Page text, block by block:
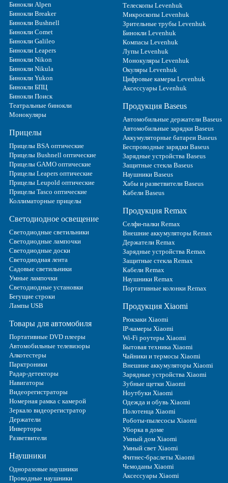
Бинокли Alpen
Бинокли Breaker
Бинокли Bushnell
Бинокли Comet
Бинокли Galileo
Бинокли Leapers
Бинокли Nikon
Бинокли Nikula
Бинокли Yukon
Бинокли БПЦ
Бинокли Поиск
Театральные бинокли
Монокуляры
Прицелы
Прицелы BSA оптические
Прицелы Bushnell оптические
Прицелы GAMO оптические
Прицелы Leapers оптические
Прицелы Leupold оптические
Прицелы Tasco оптические
Коллиматорные прицелы
Светодиодное освещение
Светодиодные светильники
Светодиодные лампочки
Светодиодные доски
Светодиодная лента
Садовые светильники
Умные лампочки
Светодиодные установки
Бегущие строки
Лампы USB
Товары для автомобиля
Портативные DVD плееры
Автомобильные телевизоры
Алкотестеры
Парктроники
Радар-детекторы
Навигаторы
Видеорегистраторы
Номерная рамка с камерой
Зеркало видеорегистратор
Держатели
Инверторы
Разветвители
Наушники
Одноразовые наушники
Проводные наушники
Телескопы Levenhuk
Микроскопы Levenhuk
Зрительные трубы Levenhuk
Бинокли Levenhuk
Компасы Levenhuk
Лупы Levenhuk
Монокуляры Levenhuk
Окуляры Levenhuk
Цифровые камеры Levenhuk
Аксессуары Levenhuk
Продукция Baseus
Автомобильные держатели Baseus
Автомобильные зарядки Baseus
Аккумуляторные батареи Baseus
Беспроводные зарядки Baseus
Зарядные устройства Baseus
Защитные стекла Baseus
Наушники Baseus
Хабы и разветвители Baseus
Кабели Baseus
Продукция Remax
Селфи-палки Remax
Внешние аккумуляторы Remax
Держатели Remax
Зарядные устройства Remax
Защитные стекла Remax
Кабели Remax
Наушники Remax
Портативные колонки Remax
Продукция Xiaomi
Рюкзаки Xiaomi
IP-камеры Xiaomi
Wi-Fi роутеры Xiaomi
Бытовая техника Xiaomi
Чайники и термосы Xiaomi
Внешние аккумуляторы Xiaomi
Зарядные устройства Xiaomi
Зубные щетки Xiaomi
Ноутбуки Xiaomi
Одежда и обувь Xiaomi
Полотенца Xiaomi
Роботы-пылесосы Xiaomi
Уборка в доме
Умный дом Xiaomi
Умный свет Xiaomi
Фитнес-браслеты Xiaomi
Чемоданы Xiaomi
Аксессуары Xiaomi